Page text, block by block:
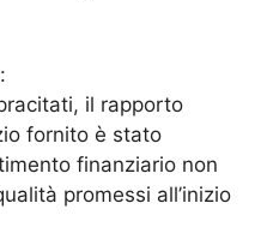
il rapporto
fornito è stato
finanziario non
promessi all’inizio